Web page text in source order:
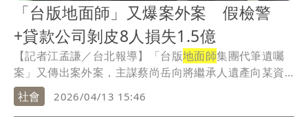
「台版地面師」又爆案外案 假檢警
+貸款公司剝皮8人損失1.5億
【記者江孟謙／台北報導】「台版地面師集團代筆遺囑
案」又傳出案外案，主謀蔡尚岳向將繼承人遺產向某資
產管...
社會 2026/04/13 15:46